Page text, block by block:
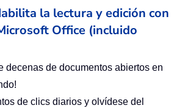
la lectura y edición con
Office (incluido
decenas de documentos abiertos en
de clics diarios y olvídese del